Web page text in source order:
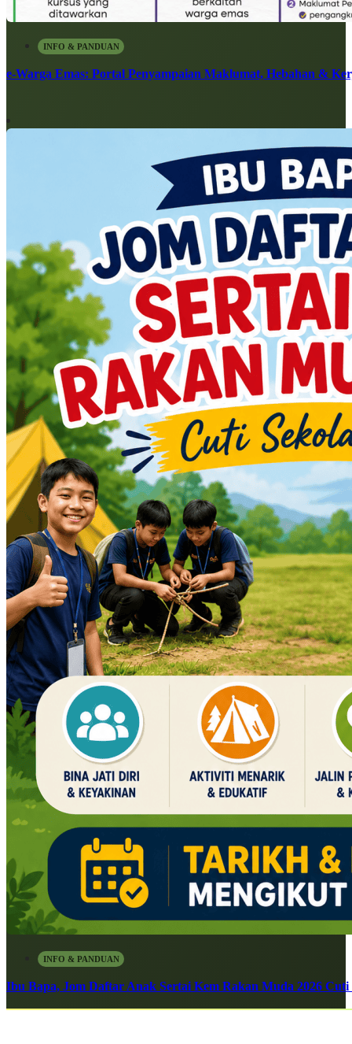
INFO & PANDUAN
e-Warga Emas: Portal Penyampaian Maklumat, Hebahan &
INFO & PANDUAN
Ibu Bapa, Jom Daftar Anak Sertai Kem Rakan Muda 2026